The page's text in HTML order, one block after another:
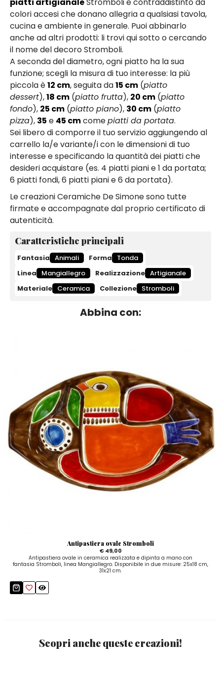
colori accesi che donano allegria a qualsiasi tavola,
cucina e ambiente in generale. Puoi abbinarlo
anche ad altri prodotti: li trovi qui sotto o cercando
il nome del decoro Stromboli.
A seconda del diametro, ogni piatto ha la sua
funzione; scegli la misura di tuo interesse: la più
piccola è12 cm, seguita da15 cm (piatto
dessert),18 cm (piatto frutta), 20 cm (piatto
fondo), 25 cm (piatto piano), 30 cm (piatto
pizza), 35 e 45 cmcomepiatti da portata.
Sei libero di comporre il tuo servizio aggiungendo al
carrello la/e variante/i con le dimensioni di tuo
interesse e specificando la quantità dei piatti che
desideri acquistare (es. 4 piatti piani e 1 da portata;
6 piatti fondi, 6 piatti piani e 6 da portata).
Le creazioni Ceramiche De Simone sono tutte
firmate e accompagnate dal proprio certificato di
autenticità.
Caratteristiche principali
Fantasia Animali Forma
Tonda
Linea
Mangiallegro Realizzazione Artigianale
Materiale Ceramica Collezione Stromboli
Abbina con:
Antipastiera ovale Stromboli
€ 49,00
Antipastiera ovale in ceramica realizzata e dipinta a mano con
fantasia Stromboli, linea Mangiallegro. Disponibile in due misure: 25x18 cm,
31x21 cm.
Scopri anche queste creazioni!